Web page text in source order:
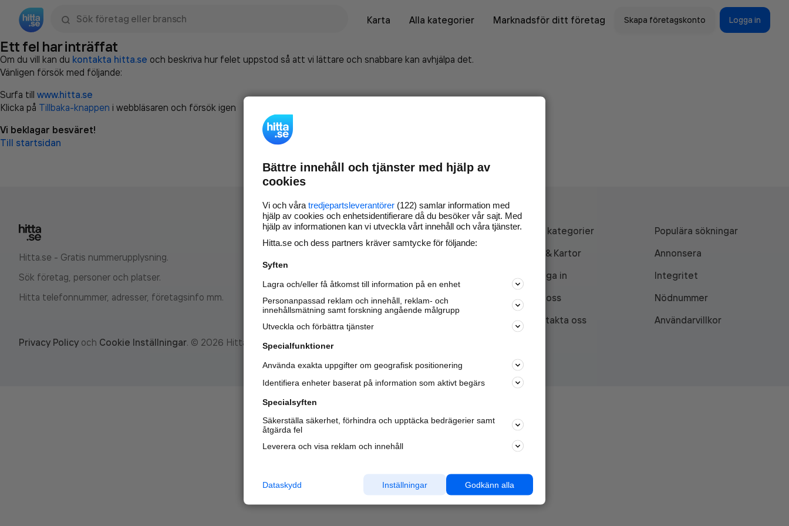
Karta
Alla kategorier Marknadsför ditt företag Skapa företagskonto Logga in
Ett fel har inträffat
Om du vill kan du kontakta hitta.se och beskriva hur felet uppstod så att vi lättare och snabbare kan avhjälpa det.
Vänligen försök med följande:
Surfa till www.hitta.se
Klicka på Tillbaka-knappen i webbläsaren och försök igen
Vi beklagar besväret!
Till startsidan
Hitta.se - Gratis nummerupplysning.
Sök företag, personer och platser.
Hitta telefonnummer, adresser, företagsinfo mm.
Marknadsför företaget på
nya kunder och
samarbetspartners nära dig.
Läs mer här
Alla kategorier
Populära sökningar
API & Kartor
Annonsera
Logga in
Integritet
Om oss
Nödnummer
Kontakta oss
Användarvillkor
Privacy Policy och Cookie Inställningar. © 2026 Hitta.se
Bättre innehåll och tjänster med hjälp av
cookies
Vi och våra tredjepartsleverantörer (122) samlar information med
hjälp av cookies och enhetsidentifierare då du besöker vår sajt. Med
hjälp av informationen kan vi utveckla vårt innehåll och våra tjänster.
Hitta.se och dess partners kräver samtycke för följande:
Syften
Lagra och/eller få åtkomst till information på en enhet
Personanpassad reklam och innehåll, reklam- och
innehållsmätning samt forskning angående målgrupp
Utveckla och förbättra tjänster
Specialfunktioner
Använda exakta uppgifter om geografisk positionering
Identifiera enheter baserat på information som aktivt begärs
Specialsyften
Säkerställa säkerhet, förhindra och upptäcka bedrägerier samt
åtgärda fel
Leverera och visa reklam och innehåll
Godkänn alla
Inställningar
Dataskydd